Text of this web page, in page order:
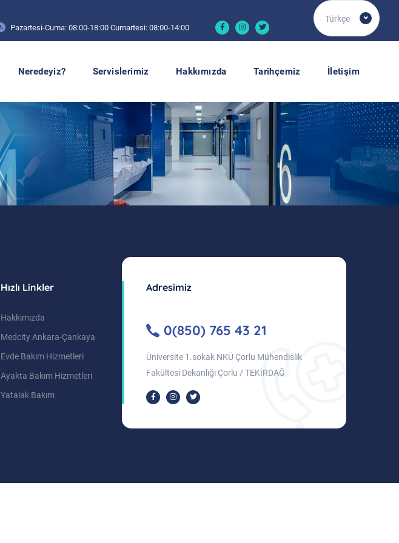
Pazartesi-Cuma: 08:00-18:00 Cumartesi: 08:00-14:00
Türkçe
Neredeyiz? Servislerimiz Hakkımızda Tarihçemiz İletişim
Hızlı Linkler
Hakkımızda
Medcity Ankara-Çankaya
Evde Bakım Hizmetleri
Ayakta Bakım Hizmetleri
Yatalak Bakım
Adresimiz
0(850) 765 43 21
Üniversite 1.sokak NKÜ Çorlu Mühendislik
Fakültesi Dekanlığı Çorlu / TEKİRDAĞ